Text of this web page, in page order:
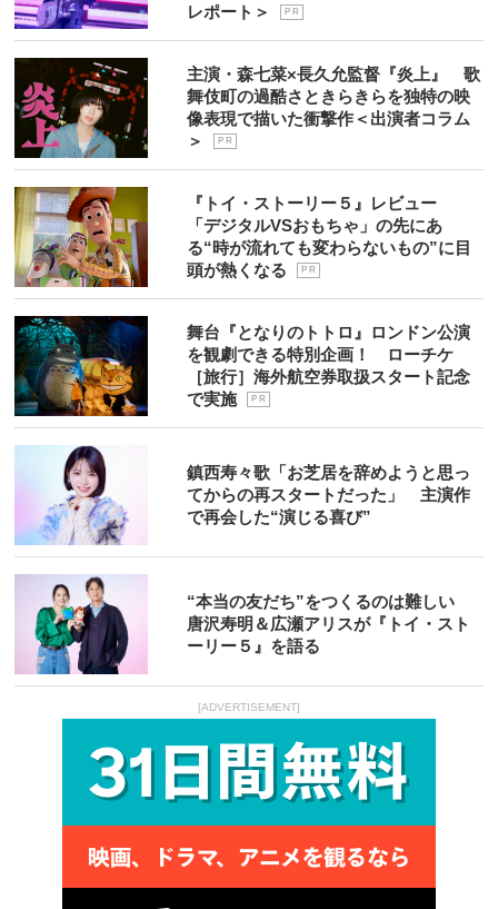
レポート＞
P R
主演・森七菜×長久允監督『炎上』 歌
舞伎町の過酷さときらきらを独特の映
像表現で描いた衝撃作＜出演者コラム
＞
P R
『トイ・ストーリー５』レビュー
「デジタルVSおもちゃ」の先にあ
る“時が流れても変わらないもの”に目
頭が熱くなる
P R
舞台『となりのトトロ』ロンドン公演
を観劇できる特別企画！ ローチケ
［旅行］海外航空券取扱スタート記念
で実施
P R
鎮西寿々歌「お芝居を辞めようと思っ
てからの再スタートだった」 主演作
で再会した“演じる喜び”
“本当の友だち”をつくるのは難しい
唐沢寿明＆広瀬アリスが『トイ・スト
ーリー５』を語る
[ADVERTISEMENT]